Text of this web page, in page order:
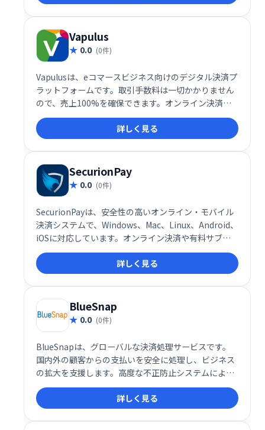
Vapulus
0.0 (0件)
Vapulusは、eコマースビジネス向けのデジタル決済プ
ラットフォームです。取引手数料は一切かかりません
ので、売上100%を確保できます。オンライン決済を
スムーズに行え、消費者向けの専用アプリも提供。手
数料不要で、売上の最大化と効率的な決済処理を実現
し、ビジネスの成長をサポートします。
詳しく見る
SecurionPay
0.0 (0件)
SecurionPayは、安全性の高いオンライン・モバイル
決済システムで、Windows、Mac、Linux、Android、
iOSに対応しています。オンライン決済や有料サブス
クリプションを提供するビジネスに最適なワンストッ
プソリューションを提供し、スムーズな決済処理と多
様なプラットフォーム対応で、ビジネスの成長を支援
します。
詳しく見る
BlueSnap
0.0 (0件)
BlueSnapは、グローバルな決済処理サービスです。
国内外の顧客からの支払いを安全に処理し、ビジネス
の拡大を支援します。高度な不正防止システムによ
り、不正な支払いを最大80％削減。スムーズな決済環
境を実現し、企業の成長を加速させます。
詳しく見る